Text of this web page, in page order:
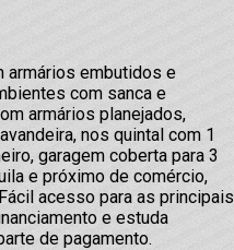
armários embutidos e
com sanca e
armários planejados,
nos quintal com 1
garagem coberta para 3
e próximo de comércio,
acesso para as principais
e estuda
de pagamento.